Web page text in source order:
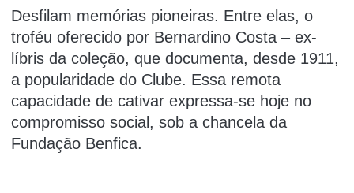
Desfilam memórias pioneiras. Entre elas, o
troféu oferecido por Bernardino Costa – ex-
líbris da coleção, que documenta, desde 1911,
a popularidade do Clube. Essa remota
capacidade de cativar expressa-se hoje no
compromisso social, sob a chancela da
Fundação Benfica.